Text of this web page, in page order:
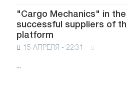
"Cargo Mechanics" in the
successful suppliers of
platform
15 АПРЕЛЯ - 22:31
...